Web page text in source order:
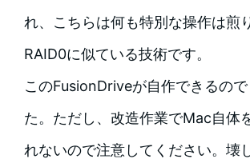
れ、こちらは何も特別な操作は煎
RAID0に似ている技術です。
このFusionDriveが自作できるの
た。ただし、改造作業でMac自体
れないので注意してください。壊